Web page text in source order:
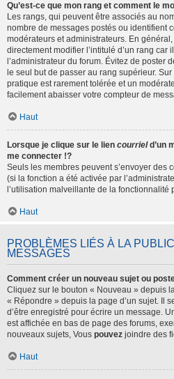
Qu’est-ce que mon rang et comment le
Les rangs, qui peuvent être associés au
nombre de messages postés ou identifient
modérateurs et administrateurs. En
directement modifier l’intitulé d’un rang car
l’administrateur du forum. Évitez de poster
le seul but de passer au rang supérieur.
pratique est rarement tolérée et un
facilement abaisser votre compteur de
Haut
Lorsque je clique sur le lien courrield’un
me connecter !?
Seuls les membres peuvent s’envoyer des
(si la fonction a été activée par
l’utilisation malveillante de la fonctionnalité
Haut
PROBLÈMES LIÉS À LA
MESSAGES
Comment créer un nouveau sujet ou
Cliquez sur le bouton « Nouveau » depuis
« Répondre » depuis la page d’un sujet. Il
d’être enregistré pour écrire un message.
est affichée en bas de page des forums,
nouveaux sujets, Vous pouvez joindre des
Haut